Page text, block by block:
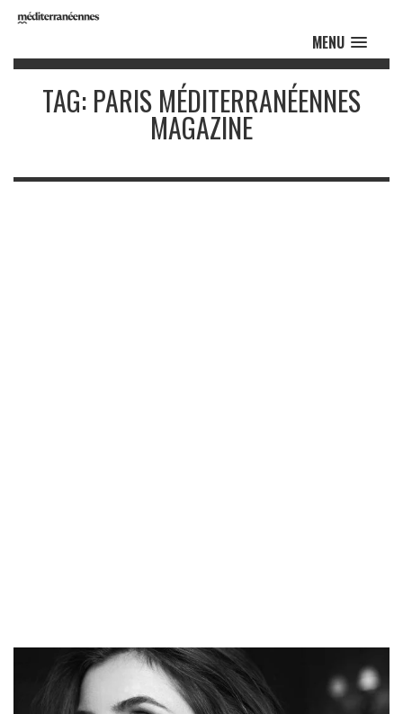
MENU
TAG: PARIS MÉDITERRANÉENNES
MAGAZINE